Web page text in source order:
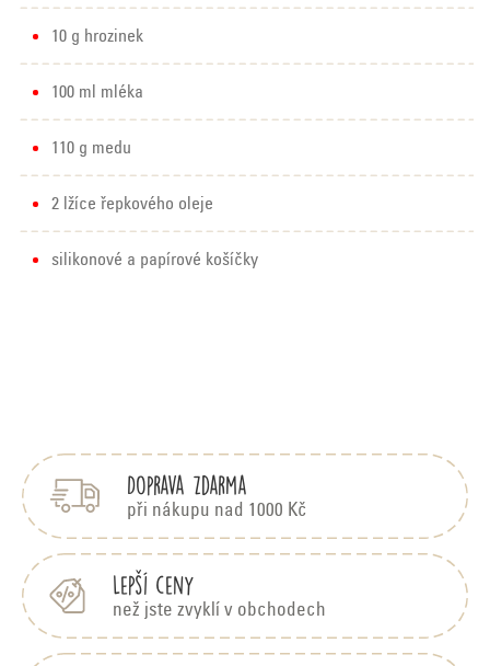
10 g hrozinek
100 ml mléka
110 g medu
2 lžíce řepkového oleje
silikonové a papírové košíčky
Doprava zdarma
při nákupu nad 1000 Kč
Lepší ceny
než jste zvyklí v obchodech